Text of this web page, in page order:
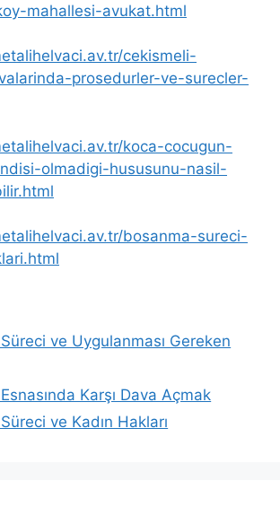
mahallesi-avukat.html
cekismeli-
prosedurler-ve-surecler-
koca-cocugun-
olmadigi-hususunu-nasil-
bosanma-sureci-
ve Uygulanması Gereken
Karşı Dava Açmak
ve Kadın Hakları